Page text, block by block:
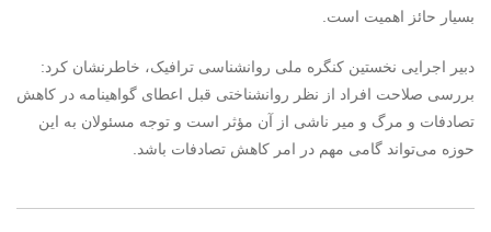
بسیار حائز اهمیت است.
دبیر اجرایی نخستین کنگره ملی روانشناسی ترافیک، خاطرنشان کرد:
بررسی صلاحت افراد از نظر روانشناختی قبل اعطای گواهینامه در کاهش
تصادفات و مرگ و میر ناشی از آن مؤثر است و توجه مسئولان به این
حوزه می‌تواند گامی مهم در امر کاهش تصادفات باشد.